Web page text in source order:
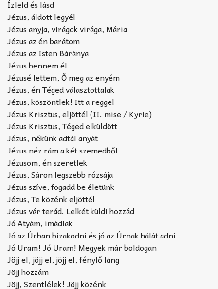
Ízleld és lásd
Jézus, áldott legyél
Jézus anyja, virágok virága, Mária
Jézus az én barátom
Jézus az Isten Báránya
Jézus bennem él
Jézusé lettem, Ő meg az enyém
Jézus, én Téged választottalak
Jézus, köszöntlek! Itt a reggel
Jézus Krisztus, eljöttél (II. mise / Kyrie)
Jézus Krisztus, Téged elküldött
Jézus, nékünk adtál anyát
Jézus néz rám a két szemedből
Jézusom, én szeretlek
Jézus, Sáron legszebb rózsája
Jézus szíve, fogadd be életünk
Jézus, Te közénk eljöttél
Jézus vár terád. Lelkét küldi hozzád
Jó Atyám, imádlak
Jó az Úrban bizakodni és jó az Úrnak hálát adni
Jó Uram! Jó Uram! Megyek már boldogan
Jöjj el, jöjj el, jöjj el, fénylő láng
Jöjj hozzám
Jöjj, Szentlélek! Jöjj közénk